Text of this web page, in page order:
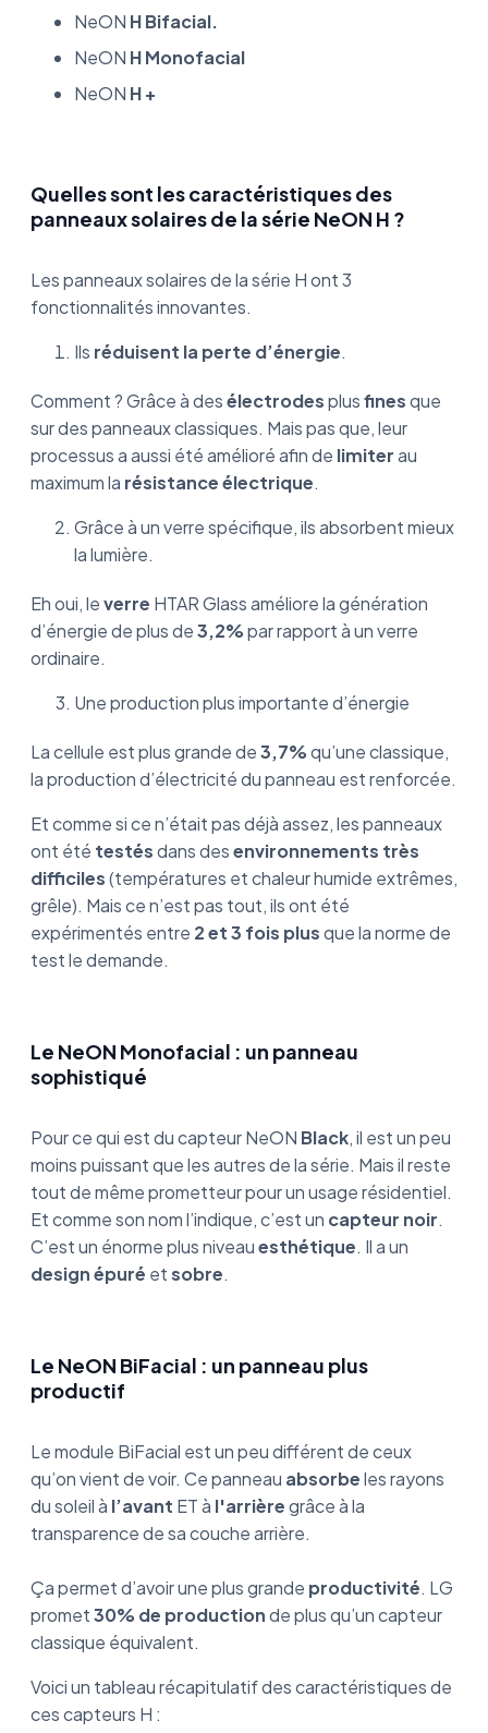
NeON H Bifacial.
NeON H Monofacial
NeON H +
Quelles sont les caractéristiques des
panneaux solaires de la série NeON H ?
Les panneaux solaires de la série H ont 3
fonctionnalités innovantes.
Ils réduisent la perte d’énergie.
Comment ? Grâce à desélectrodesplusfinesque
sur des panneaux classiques. Mais pas que, leur
processus a aussi été amélioré afin de limiterau
maximum la résistance électrique.
Grâce à un verre spécifique, ils absorbent mieux
la lumière.
Eh oui, leverre HTAR Glass améliore la génération
d’énergie de plus de3,2%par rapport à un verre
ordinaire.
Une production plus importante d’énergie
La cellule est plus grande de3,7%qu’une classique,
la production d’électricité du panneau est renforcée.
Et comme si ce n’était pas déjà assez, les panneaux
ont été testésdans desenvironnements très
difficiles(températures et chaleur humide extrêmes,
grêle). Mais ce n’est pas tout, ils ont été
expérimentés entre 2 et 3 fois plusque la norme de
test le demande.
Le NeON Monofacial : un panneau
sophistiqué
Pour ce qui est du capteur NeON Black, il est un peu
moins puissant que les autres de la série. Mais il reste
tout de même prometteur pour un usage résidentiel.
Et comme son nom l’indique, c’est un capteur noir.
C’est un énorme plus niveauesthétique. Il a un
designépuré etsobre.
Le NeON BiFacial : un panneau plus
productif
Le module BiFacial est un peu différent de ceux
qu’on vient de voir. Ce panneau absorbeles rayons
du soleil à l’avant ET à l'arrièregrâce à la
transparence de sa couche arrière.
Ça permet d’avoir une plus grande productivité. LG
promet30% de productionde plus qu’un capteur
classique équivalent.
Voici un tableau récapitulatif des caractéristiques de
ces capteurs H :